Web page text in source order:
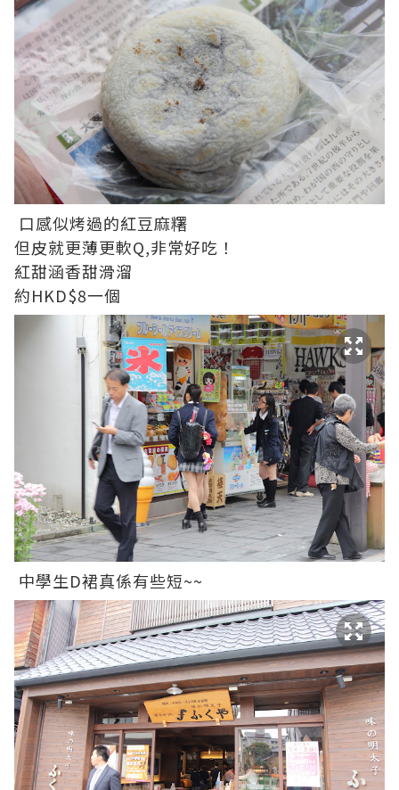
口感似烤過的紅豆麻糬
但皮就更薄更軟Q,非常好吃！
紅甜涵香甜滑溜
約HKD$8一個
中學生D裙真係有些短~~